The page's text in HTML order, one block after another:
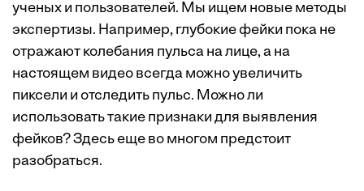
ученых и пользователей. Мы ищем новые методы
экспертизы. Например, глубокие фейки пока не
отражают колебания пульса на лице, а на
настоящем видео всегда можно увеличить
пиксели и отследить пульс. Можно ли
использовать такие признаки для выявления
фейков? Здесь еще во многом предстоит
разобраться.